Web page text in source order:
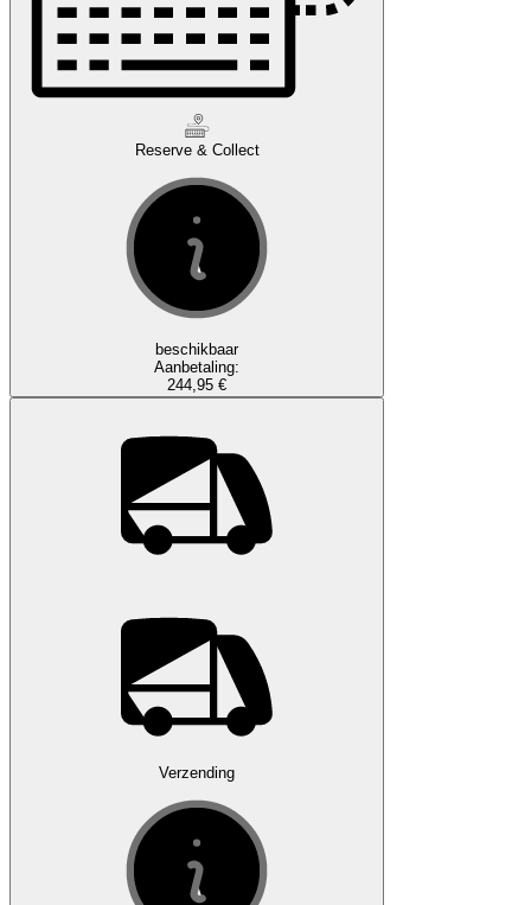
Reserve & Collect
beschikbaar
Aanbetaling:
244,95 €
Verzending